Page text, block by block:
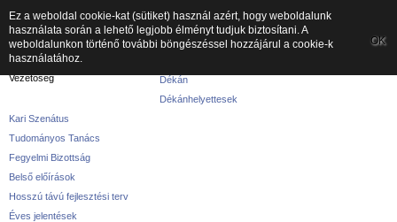
A kar
A karról
Vezetőség
Dékán
Dékánhelyettesek
Kari Szenátus
Tudományos Tanács
Fegyelmi Bizottság
Belső előírások
Hosszú távú fejlesztési terv
Éves jelentések
Ez a weboldal cookie-kat (sütiket) használ azért, hogy weboldalunk
használata során a lehető legjobb élményt tudjuk biztosítani. A
weboldalunkon történő további böngészéssel hozzájárul a cookie-k
használatához.
OK